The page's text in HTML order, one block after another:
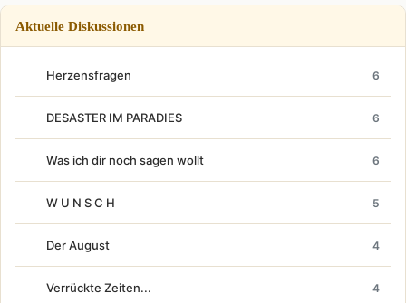
Aktuelle Diskussionen
Herzensfragen 6
DESASTER IM PARADIES 6
Was ich dir noch sagen wollt 6
W U N S C H 5
Der August 4
Verrückte Zeiten... 4